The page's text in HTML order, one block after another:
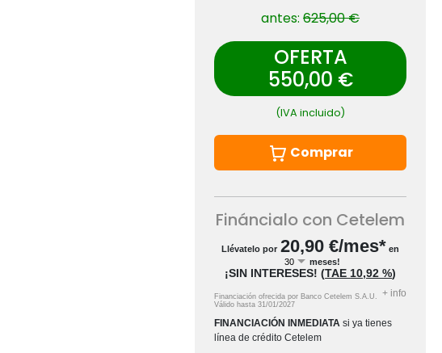
antes:625,00 €
OFERTA
550,00 €
(IVA incluido)
Comprar
Fináncialo con Cetelem
Llévatelo por 20,90 €/mes* en
meses!
¡SIN INTERESES!(TAE10,92 %)
Financiación ofrecida por Banco Cetelem S.A.U.
Válido hasta31/01/2027
+ info
FINANCIACIÓN INMEDIATA si ya tienes
línea de crédito Cetelem